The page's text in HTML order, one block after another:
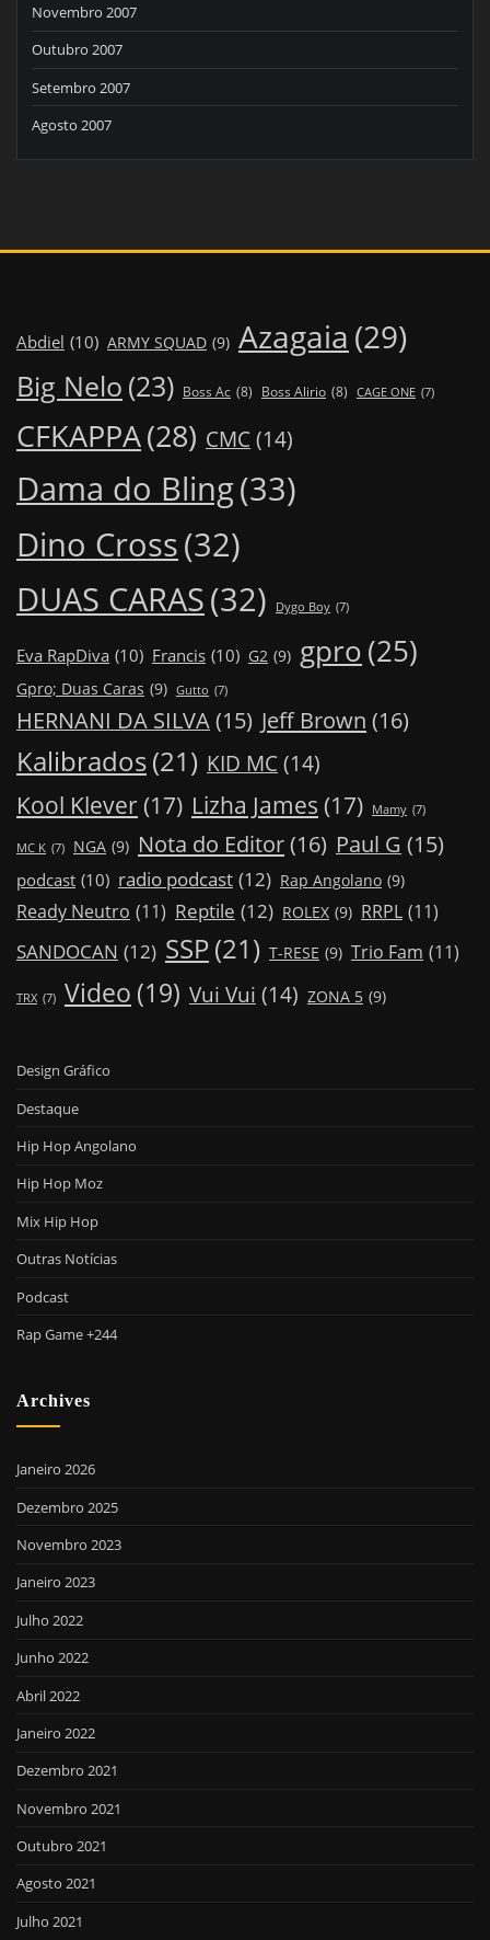
Novembro 2007
Outubro 2007
Setembro 2007
Agosto 2007
Abdiel (10) ARMY SQUAD (9) Azagaia (29)
Big Nelo (23) Boss Ac (8) Boss Alirio (8) CAGE ONE (7)
CFKAPPA(28) CMC (14)
Dama do Bling(33)
Dino Cross(32)
DUAS CARAS(32) Dygo Boy (7)
Eva RapDiva (10) Francis (10) G2 (9) gpro(25)
Gpro; Duas Caras (9) Gutto (7)
HERNANI DA SILVA(15) Jeff Brown (16)
Kalibrados(21) KID MC (14)
Kool Klever (17) Lizha James (17) Mamy (7)
MC K (7) NGA (9) Nota do Editor(16) Paul G (15)
podcast (10) radio podcast (12) Rap Angolano (9)
Ready Neutro (11) Reptile (12) ROLEX (9) RRPL (11)
SANDOCAN (12) SSP(21) T-RESE (9) Trio Fam (11)
TRX (7) Video (19) Vui Vui (14) ZONA 5 (9)
Design Gráfico
Destaque
Hip Hop Angolano
Hip Hop Moz
Mix Hip Hop
Outras Notícias
Podcast
Rap Game +244
Archives
Janeiro 2026
Dezembro 2025
Novembro 2023
Janeiro 2023
Julho 2022
Junho 2022
Abril 2022
Janeiro 2022
Dezembro 2021
Novembro 2021
Outubro 2021
Agosto 2021
Julho 2021